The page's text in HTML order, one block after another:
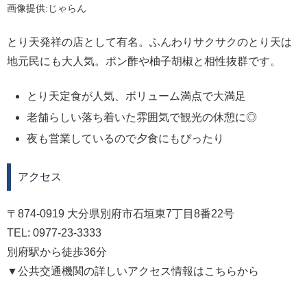
画像提供:じゃらん
とり天発祥の店として有名。ふんわりサクサクのとり天は
地元民にも大人気。ポン酢や柚子胡椒と相性抜群です。
とり天定食が人気、ボリューム満点で大満足
老舗らしい落ち着いた雰囲気で観光の休憩に◎
夜も営業しているので夕食にもぴったり
アクセス
〒874-0919 大分県別府市石垣東7丁目8番22号
TEL: 0977-23-3333
別府駅から徒歩36分
▼公共交通機関の詳しいアクセス情報はこちらから